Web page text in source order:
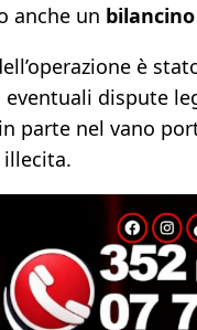
anche un
è
dispute
in parte nel vano
illecita.